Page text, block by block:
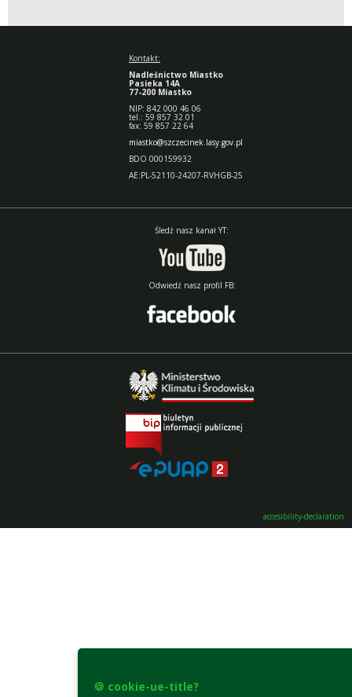
Kontakt:
Nadleśnictwo Miastko
Pasieka 14A
77-200 Miastko
NIP: 842 000 46 06
tel.: 59 857 32 01
fax: 59 857 22 64
miastko@szczecinek.lasy.gov.pl
BDO 000159932
AE:PL-52110-24207-RVHGB-25
Śledź nasz kanał YT:
Odwiedź nasz profil FB:
accesibility-declaration
🍪 cookie-ue-title?